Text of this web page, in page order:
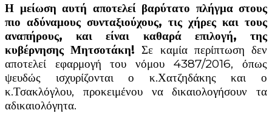
Η μείωση αυτή αποτελεί βαρύτατο πλήγμα στους
πιο αδύναμους συνταξιούχους, τις χήρες και τους
αναπήρους, και είναι καθαρά επιλογή, της
κυβέρνησης Μητσοτάκη! Σε καμία περίπτωση δεν
αποτελεί εφαρμογή του νόμου 4387/2016, όπως
ψευδώς ισχυρίζονται ο κ.Χατζηδάκης και ο
κ.Τσακλόγλου, προκειμένου να δικαιολογήσουν τα
αδικαιολόγητα.